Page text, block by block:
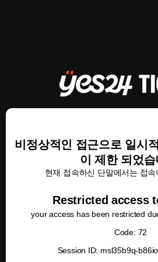
비정상적인 접근으로 일시
이 제한 되었
현재 접속하신 단말에서는 접속
Restricted access
your access has been restricted
Code: 72
Session ID: msl35b9q-